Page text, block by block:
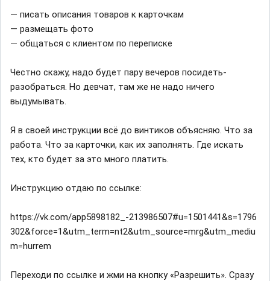
— писать описания товаров к карточкам
— размещать фото
— общаться с клиентом по переписке
Честно скажу, надо будет пару вечеров посидеть-
разобраться. Но девчат, там же не надо ничего
выдумывать.
Я в своей инструкции всё до винтиков объясняю. Что за
работа. Что за карточки, как их заполнять. Где искать
тех, кто будет за это много платить.
Инструкцию отдаю по ссылке:
https://vk.com/app5898182_-213986507#u=1501441&s=1796
302&force=1&utm_term=nt2&utm_source=mrg&utm_mediu
m=hurrem
Переходи по ссылке и жми на кнопку «Разрешить». Сразу